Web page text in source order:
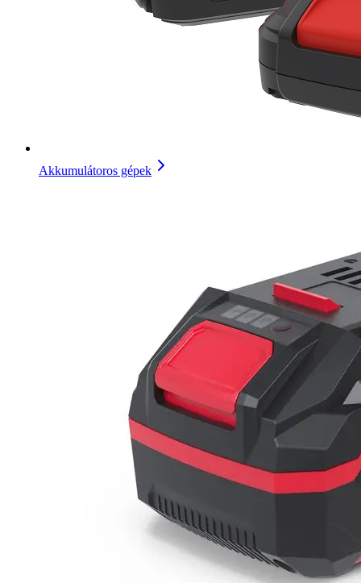
Akkumulátoros gépek